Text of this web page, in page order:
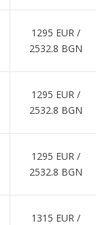
1295 EUR ∕
2532.8 BGN
1295 EUR ∕
2532.8 BGN
1295 EUR ∕
2532.8 BGN
1315 EUR ∕